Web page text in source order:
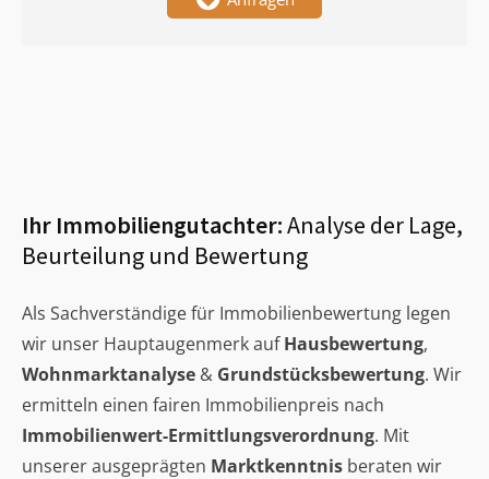
Ihr Immobiliengutachter:Analyse der Lage,
Beurteilung und Bewertung
Als Sachverständige für Immobilienbewertung legen
wir unser Hauptaugenmerk aufHausbewertung,
Wohnmarktanalyse & Grundstücksbewertung. Wir
ermitteln einen fairen Immobilienpreis nach
Immobilienwert-Ermittlungsverordnung. Mit
unserer ausgeprägten Marktkenntnis beraten wir